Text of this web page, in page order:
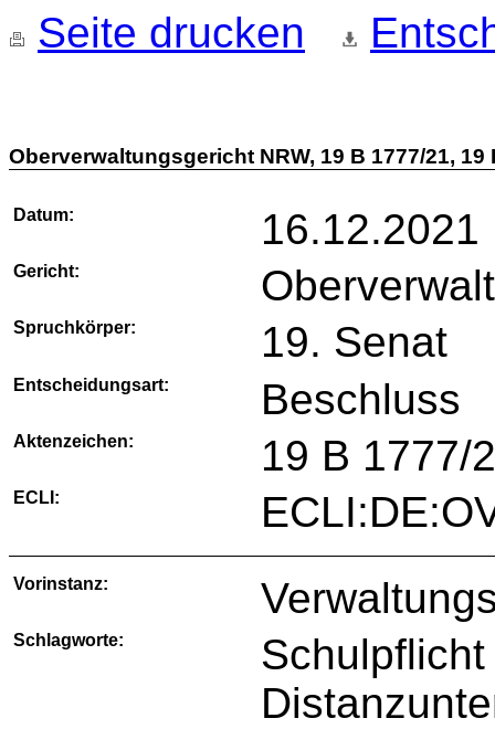
Seite drucken
Oberverwaltungsgericht NRW, 19 B 1777/21, 19
Datum: 16.12.2021
Gericht:
Spruchkörper: 19. Senat
Entscheidungsart: Beschluss
Aktenzeichen: 19 B 1777/
ECLI:
Vorinstanz:
Schlagworte: